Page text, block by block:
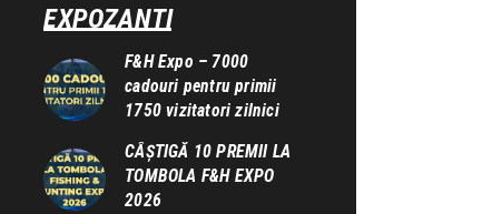
EXPOZANTI
F&H Expo – 7000
cadouri pentru primii
1750 vizitatori zilnici
CÂȘTIGĂ 10 PREMII LA
TOMBOLA F&H EXPO
2026